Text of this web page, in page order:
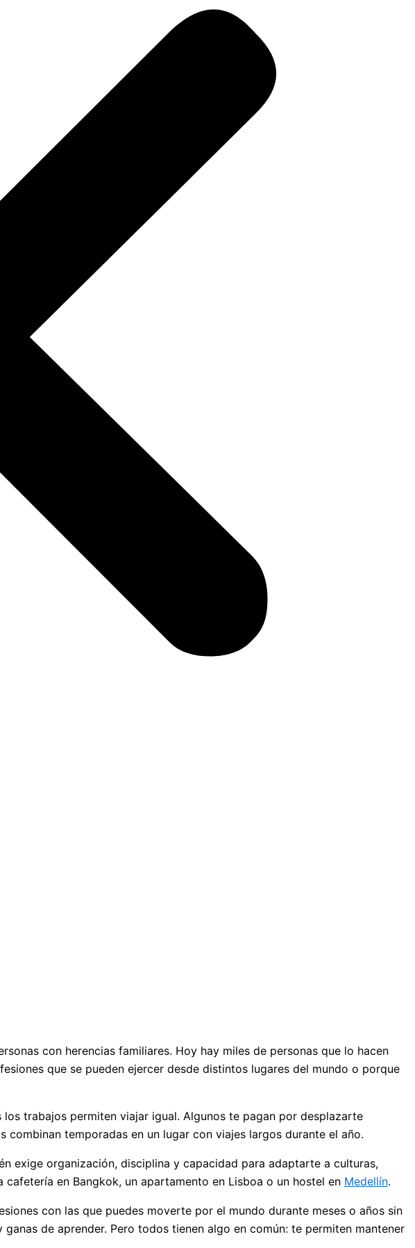
con herencias familiares. Hoy hay miles de personas que lo hacen
que se pueden ejercer desde distintos lugares del mundo o porque
trabajos permiten viajar igual. Algunos te pagan por desplazarte
temporadas en un lugar con viajes largos durante el año.
exige organización, disciplina y capacidad para adaptarte a culturas,
en Bangkok, un apartamento en Lisboa o un hostel en Medellín.
con las que puedes moverte por el mundo durante meses o años sin
de aprender. Pero todos tienen algo en común: te permiten mantener